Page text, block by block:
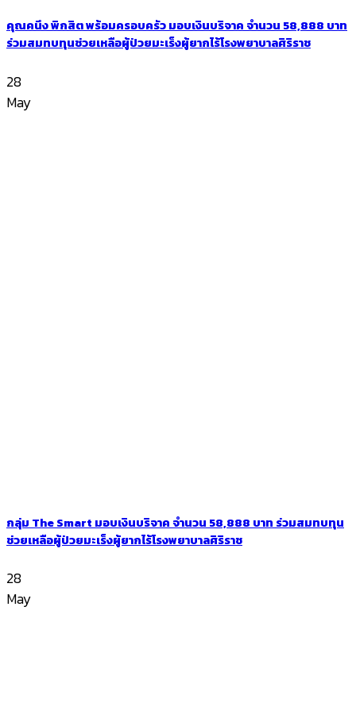
คุณคนึง พิกสิต พร้อมครอบครัว มอบเงินบริจาค จำนวน 58,888 บาท
ร่วมสมทบทุนช่วยเหลือผู้ป่วยมะเร็งผู้ยากไร้โรงพยาบาลศิริราช
28
May
กลุ่ม The Smart มอบเงินบริจาค จำนวน 58,888 บาท ร่วมสมทบทุน
ช่วยเหลือผู้ป่วยมะเร็งผู้ยากไร้โรงพยาบาลศิริราช
28
May